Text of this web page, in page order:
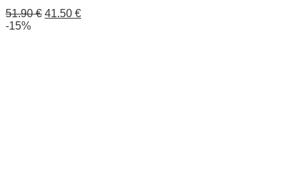
51.90€ 41.50 €
-15%